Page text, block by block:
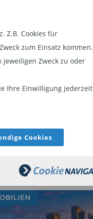
Z.B. Cookies für
zum Einsatz kommen.
Zweck zu oder
Ihre Einwilligung jederzeit
Cookies